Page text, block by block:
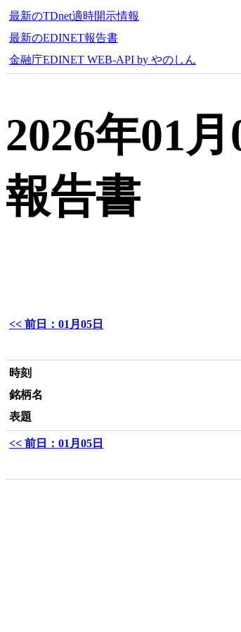
最新のTDnet適時開示情報
最新のEDINET報告書
金融庁EDINET WEB-API by やのしん
2026年01
報告書
<< 前日：01月05日
時刻
銘柄名
表題
<< 前日：01月05日